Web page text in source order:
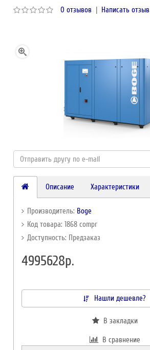
0 отзывов | Написать отзыв
Описание Характеристики
Производитель: Boge
Код товара: 1868 compr
Доступность: Предзаказ
4995628р.
Нашли дешевле?
В закладки
В сравнение